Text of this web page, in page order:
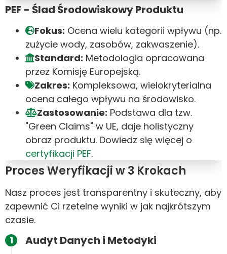
PEF - Ślad Środowiskowy Produktu
Fokus: Ocena wielu kategorii wpływu (np.
zużycie wody, zasobów, zakwaszenie).
Standard: Metodologia opracowana
przez Komisję Europejską.
Zakres: Kompleksowa, wielokryterialna
ocena całego wpływu na środowisko.
Zastosowanie: Podstawa dla tzw.
"Green Claims" w UE, daje holistyczny
obraz produktu. Dowiedz się więcej o
certyfikacji PEF.
Proces Weryfikacji w 3 Krokach
Nasz proces jest transparentny i skuteczny, aby
zapewnić Ci rzetelne wyniki w jak najkrótszym
czasie.
1
Audyt Danych i Metodyki